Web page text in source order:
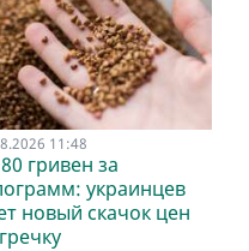
11:48
гривен за
украинцев
новый скачок цен